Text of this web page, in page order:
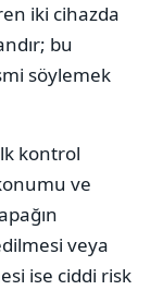
iki cihazda
bu
söylemek
kontrol
ve
veya
ise ciddi risk